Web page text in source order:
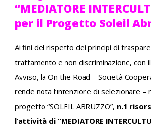
“MEDIATORE
per il Progetto Soleil
Ai fini del rispetto dei principi di
trattamento e non discriminazione, con
Avviso, la On the Road – Società
rende nota l’intenzione di selezionare –
progetto “SOLEIL ABRUZZO”, n.1
l’attività di “MEDIATORE